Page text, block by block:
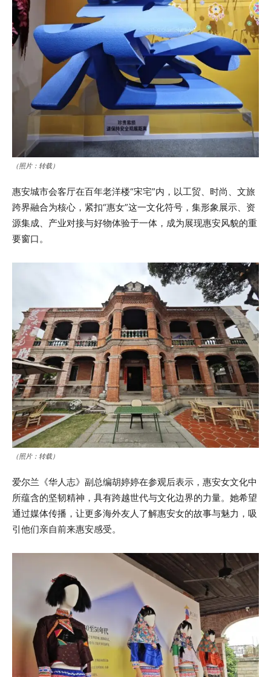
（照片：转载）
惠安城市会客厅在百年老洋楼“宋宅”内，以工贸、时尚、文旅
跨界融合为核心，紧扣“惠女”这一文化符号，集形象展示、资
源集成、产业对接与好物体验于一体，成为展现惠安风貌的重
要窗口。
（照片：转载）
爱尔兰《华人志》副总编胡婷婷在参观后表示，惠安女文化中
所蕴含的坚韧精神，具有跨越世代与文化边界的力量。她希望
通过媒体传播，让更多海外友人了解惠安女的故事与魅力，吸
引他们亲自前来惠安感受。